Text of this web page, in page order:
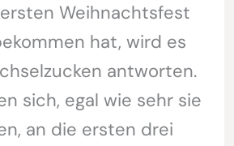
Weihnachtsfest
hat, wird es
antworten.
sich, egal wie sehr sie
an die ersten drei